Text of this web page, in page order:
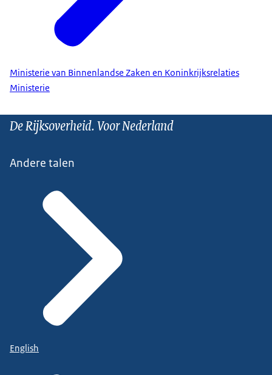
Ministerie van Binnenlandse Zaken en Koninkrijksrelaties
Ministerie
De Rijksoverheid. Voor Nederland
Andere talen
English